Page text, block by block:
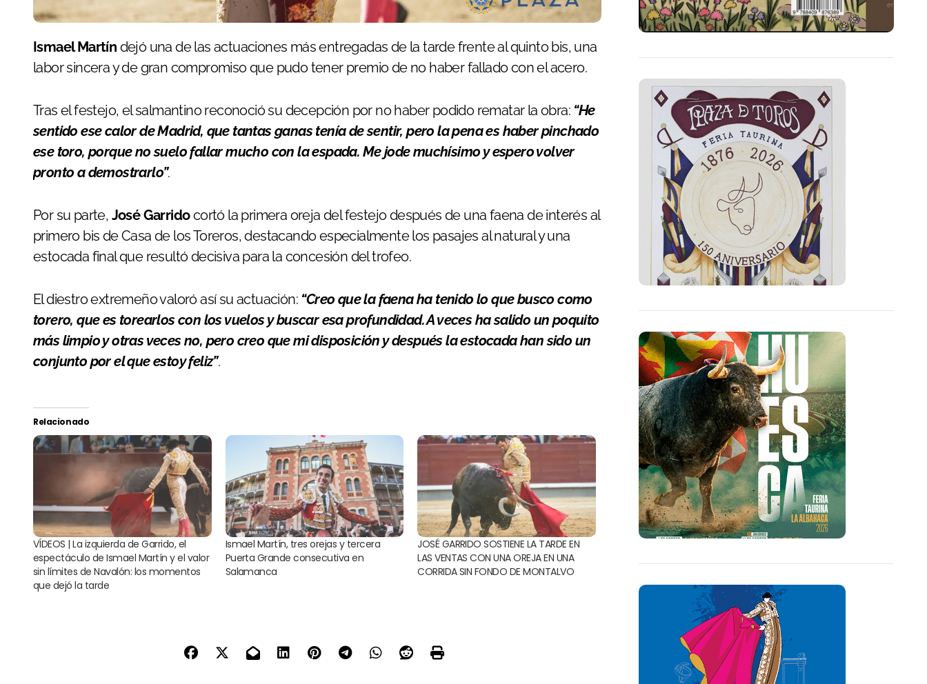
Ismael Martín dejó una de las actuaciones más entregadas de la tarde frente al quinto bis, una
labor sincera y de gran compromiso que pudo tener premio de no haber fallado con el acero.
Tras el festejo, el salmantino reconoció su decepción por no haber podido rematar la obra: “He
sentido ese calor de Madrid, que tantas ganas tenía de sentir, pero la pena es haber pinchado
ese toro, porque no suelo fallar mucho con la espada. Me jode muchísimo y espero volver
pronto a demostrarlo”.
Por su parte, José Garridocortó la primera oreja del festejo después de una faena de interés al
primero bis de Casa de los Toreros, destacando especialmente los pasajes al natural y una
estocada final que resultó decisiva para la concesión del trofeo.
El diestro extremeño valoró así su actuación: “Creo que la faena ha tenido lo que busco como
torero, que es torearlos con los vuelos y buscar esa profundidad. A veces ha salido un poquito
más limpio y otras veces no, pero creo que mi disposición y después la estocada han sido un
conjunto por el que estoy feliz”.
Relacionado
VÍDEOS | La izquierda de Garrido, el
espectáculo de Ismael Martín y el valor
sin límites de Navalón: los momentos
que dejó la tarde
Ismael Martín, tres orejas y tercera
Puerta Grande consecutiva en
Salamanca
JOSÉ GARRIDO SOSTIENE LA TARDE EN
LAS VENTAS CON UNA OREJA EN UNA
CORRIDA SIN FONDO DE MONTALVO